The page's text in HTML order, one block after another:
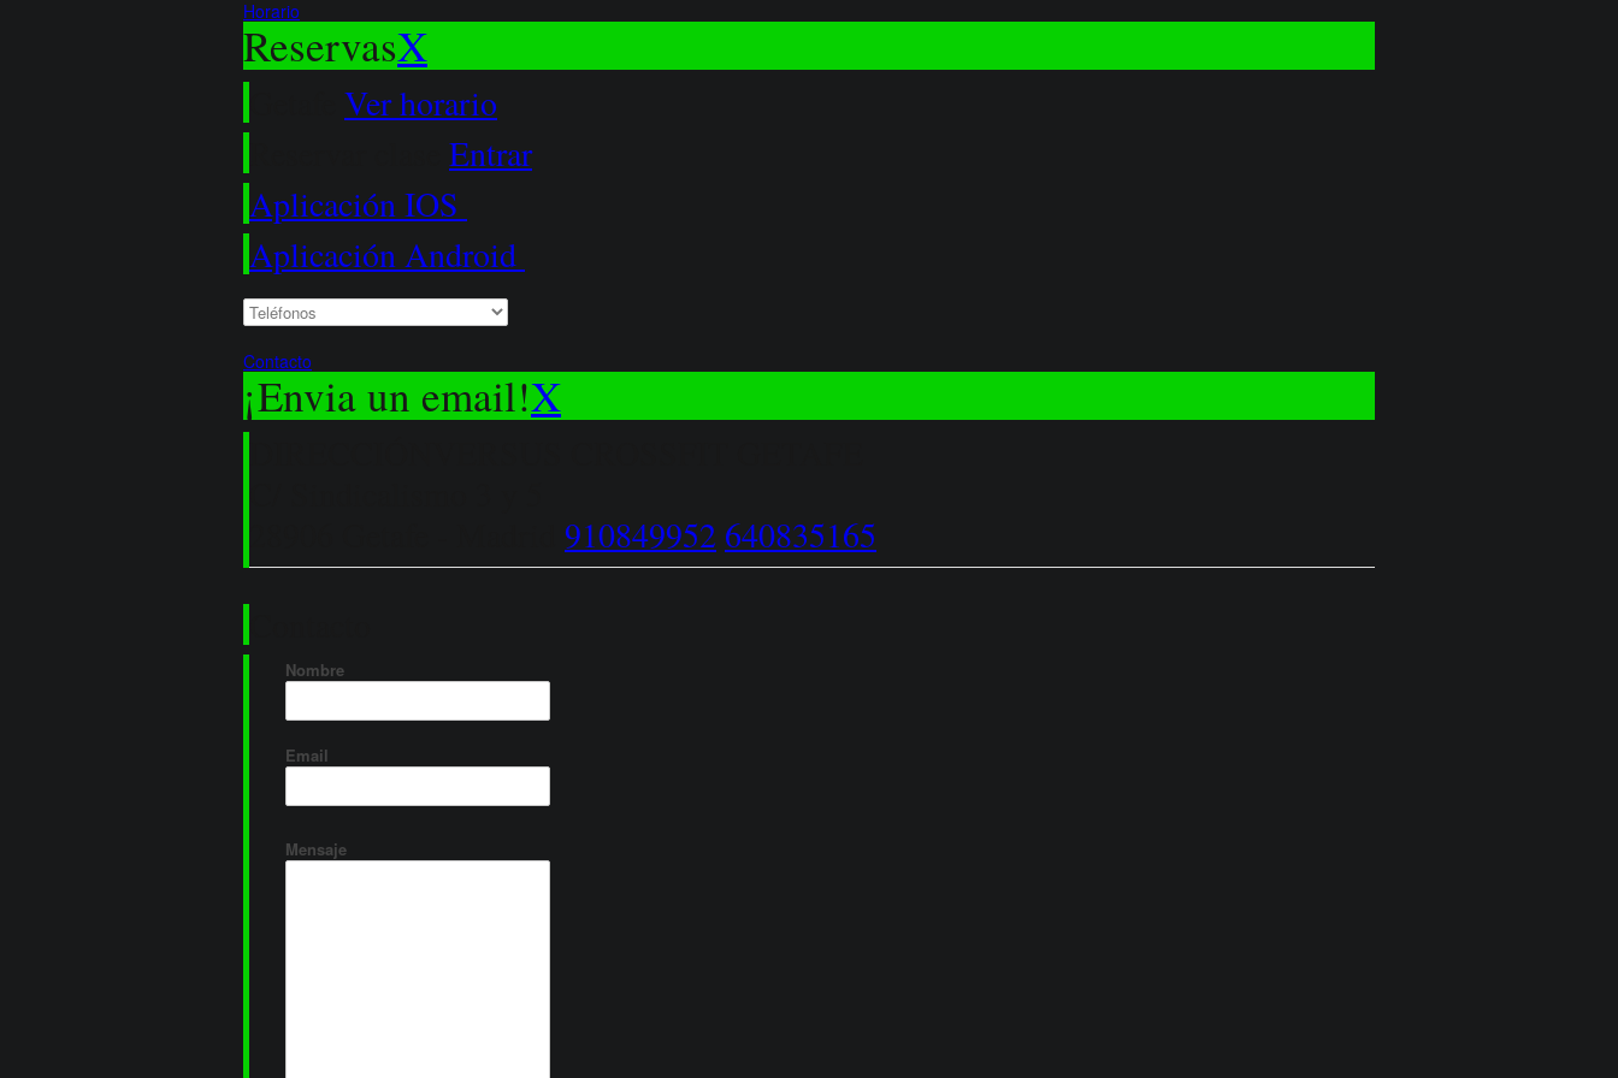
Horario
ReservasX
Ver horario
Entrar
Aplicación IOS
Aplicación Android
Contacto
¡Envia un email!X
910849952 640835165
Nombre
Email
Mensaje